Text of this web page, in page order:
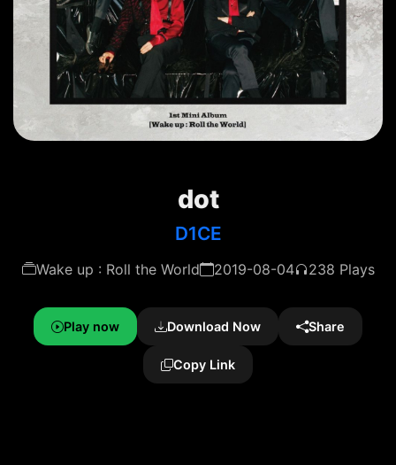
dot
D1CE
Wake up : Roll the World 2019-08-04 238 Plays
Play now Download Now Share
Copy Link